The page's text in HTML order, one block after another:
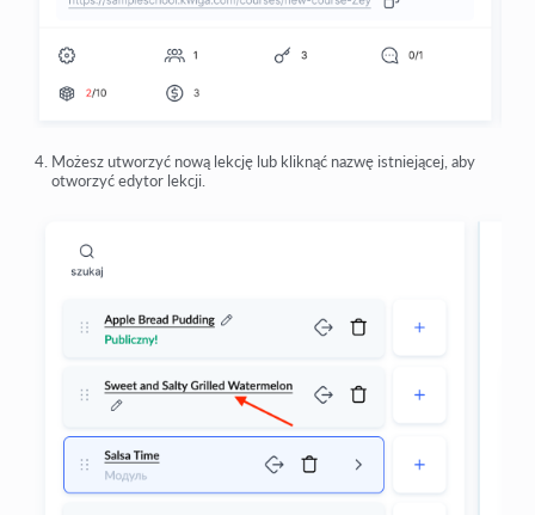
Możesz utworzyć nową lekcję lub kliknąć nazwę istniejącej, aby
otworzyć edytor lekcji.